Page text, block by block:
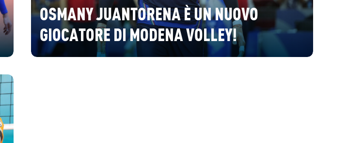
OSMANY JUANTORENA È UN NUOVO
GIOCATORE DI MODENA VOLLEY!